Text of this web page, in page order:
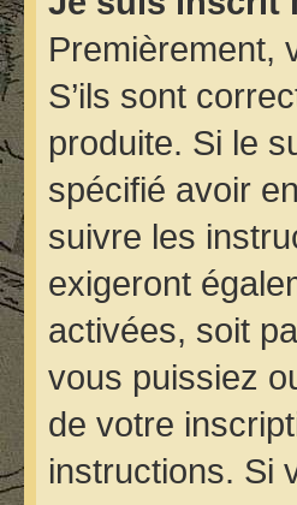
Premièrement,
S’ils sont
produite. Si le
spécifié avoir
suivre les
exigeront
activées, soit
vous puissiez
de votre
instructions. Si